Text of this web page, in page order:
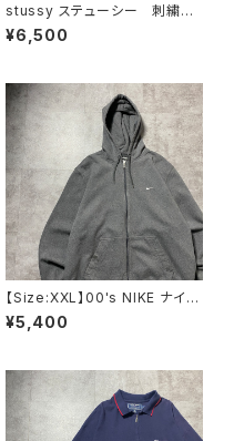
stussy ステューシー 刺繍ワ
ンポイント ストックロゴ イエ
ロー Tシャツ
¥6,500
【Size:XXL】00's NIKE ナイ
キ スウォッシュ 刺繍ワンポイ
ント グレー フルジップ スウ
¥5,400